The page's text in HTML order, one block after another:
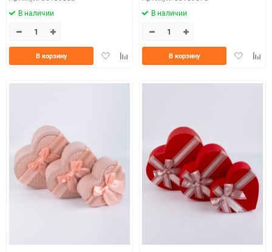
В наличии
ДобавитьДобавить
В корзину
В наличии
Добавить
В корзину